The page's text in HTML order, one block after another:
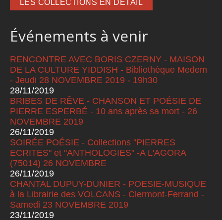
LES COLLECTIONS EN DÉTAIL
Événements à venir
RENCONTRE AVEC BORIS CZERNY - MAISON
DE LA CULTURE YIDDISH - Bibliothèque Medem
- Jeudi 28 NOVEMBRE 2019 - 19h30
28/11/2019
BRIBES DE RÊVE - CHANSON ET POÉSIE DE
PIERRE ESPERBÉ - 10 ans après sa mort - 26
NOVEMBRE 2019
26/11/2019
SOIRÉE POÉSIE - Collections "PIERRES
ECRITES" et "ANTHOLOGIES" -A L'AGORA
(75014) 26 NOVEMBRE
26/11/2019
CHANTAL DUPUY-DUNIER - POESIE-MUSIQUE
à la Librairie des VOLCANS - Clermont-Ferrand -
Samedi 23 NOVEMBRE 2019
23/11/2019